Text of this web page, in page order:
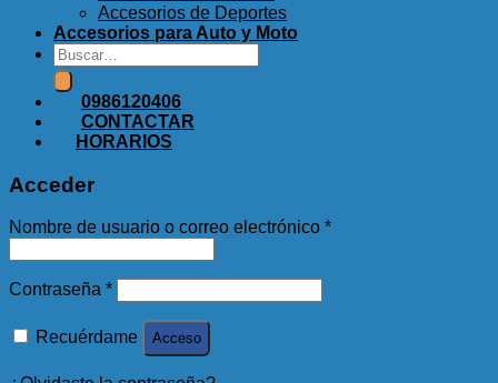
Accesorios de Deportes
Accesorios para Auto y Moto
Buscar
por:
0986120406
CONTACTAR
HORARIOS
Acceder
Nombre de usuario o correo electrónico *
Contraseña *
Recuérdame Acceso